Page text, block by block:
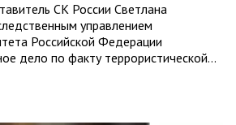
СК России Светлана
управлением
Российской Федерации
дело по факту террористической…